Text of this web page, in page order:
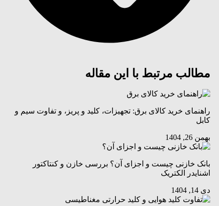
مطالب مرتبط با این مقاله
راهنمای خرید کالای برق: تجهیزات، کلید و پریز، و تفاوت سیم و
کابل
بهمن 26, 1404
بانک خازنی چیست و اجزای آن؟ بررسی خازن و کنتاکتور
اشنایدر الکتریک
دی 14, 1404